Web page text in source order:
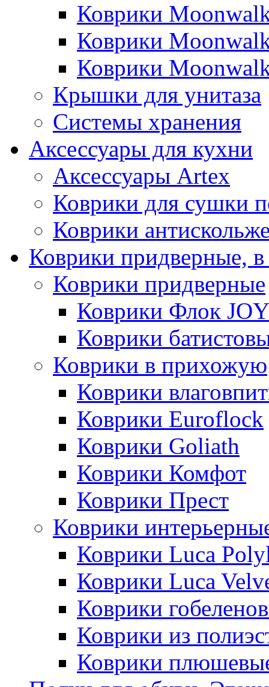
Коврики
Коврики
Коврики
Крышки для унитаза
Системы хранения
Аксессуары для кухни
Аксессуары Artex
Коврики для сушки
Коврики
Коврики придверные,
Коврики придверные
Коврики Флок
Коврики
Коврики в прихожую
Коврики
Коврики Euroflock
Коврики Goliath
Коврики Комфот
Коврики Прест
Коврики
Коврики Luca
Коврики Luca
Коврики
Коврики из
Коврики